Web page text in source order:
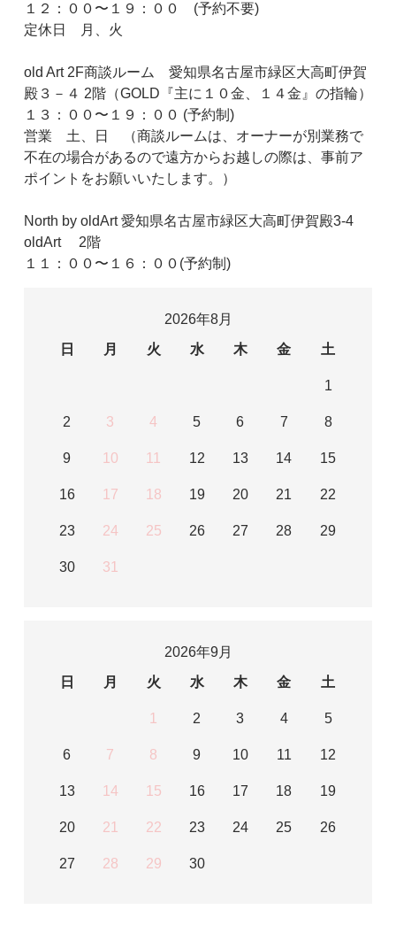
１２：００〜１９：００ (予約不要)
定休日 月、火
old Art 2F商談ルーム 愛知県名古屋市緑区大高町伊賀
殿３－４ 2階（GOLD『主に１０金、１４金』の指輪）
１３：００〜１９：００ (予約制)
営業 土、日 （商談ルームは、オーナーが別業務で
不在の場合があるので遠方からお越しの際は、事前ア
ポイントをお願いいたします。）
North by oldArt 愛知県名古屋市緑区大高町伊賀殿3-4
oldArt 2階
１１：００〜１６：００(予約制)
2026年8月
日
月 火 水 木 金 土
1
2 3 4 5 6 7 8
9 10 11 12 13 14 15
16 17 18 19 20 21 22
23 24 25 26 27 28 29
30 31
2026年9月
日
月 火 水 木 金 土
1 2 3 4 5
6 7 8 9 10 11 12
13 14 15 16 17 18 19
20 21 22 23 24 25 26
27 28 29 30